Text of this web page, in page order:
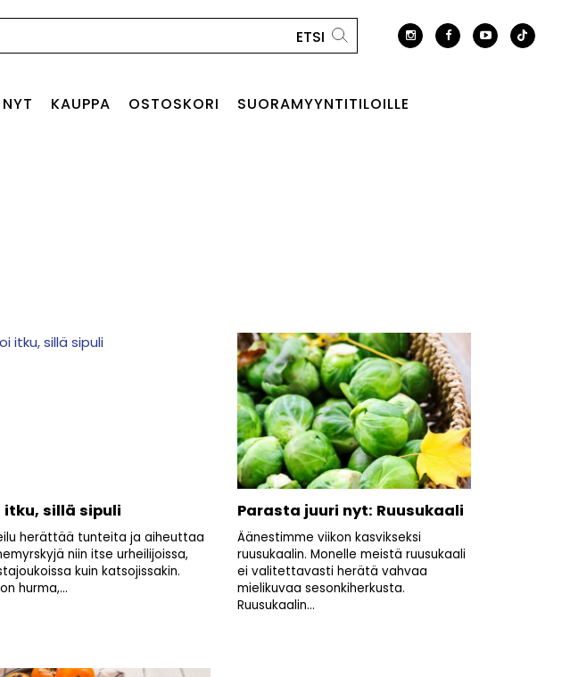
KAUPPA OSTOSKORI SUORAMYYNTITILOILLE
itku, sillä sipuli
herättää tunteita ja aiheuttaa
niin itse urheilijoissa,
kuin katsojissakin.
hurma,...
Parasta juuri nyt: Ruusukaali
Äänestimme viikon kasvikseksi
ruusukaalin. Monelle meistä ruusukaali
ei valitettavasti herätä vahvaa
mielikuvaa sesonkiherkusta.
Ruusukaalin...